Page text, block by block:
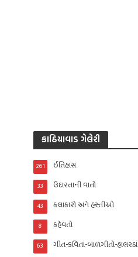
કાઠિયાવાડ ગેલેરી
ઈતિહાસ
261
ઉદારતાની વાતો
33
કલાકારો અને હસ્તીઓ
43
કહેવતો
8
ગીત-કવિતા-બાળગીતો-હાલરડાં
63